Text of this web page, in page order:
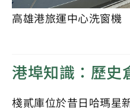
高雄港旅運中心洗窗機
港埠知識：歷史
棧貳庫位於昔日哈瑪星